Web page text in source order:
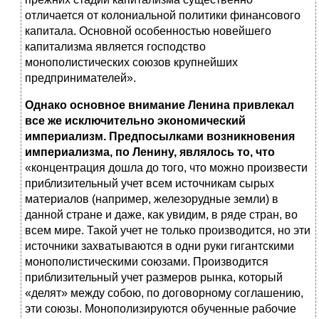
отличается от колониальной политики финансового
капитала. Основной особенностью новейшего
капитализма является господство
монополистических союзов крупнейших
предпринимателей».
Однако основное внимание Ленина привлекал
все же исключительно экономический
империализм. Предпосылками возникновения
империализма, по Ленину, являлось то, что
«концентрация дошла до того, что можно произвести
приблизительный учет всем источникам сырых
материалов (например, железорудные земли) в
данной стране и даже, как увидим, в ряде стран, во
всем мире. Такой учет не только производится, но эти
источники захватываются в одни руки гигантскими
монополистическими союзами. Производится
приблизительный учет размеров рынка, который
«делят» между собою, по договорному соглашению,
эти союзы. Монополизируются обученные рабочие